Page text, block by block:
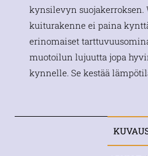
kynsilevyn
kuiturakenne ei paina
erinomaiset
muotoilun lujuutta jopa
kynnelle. Se kestää